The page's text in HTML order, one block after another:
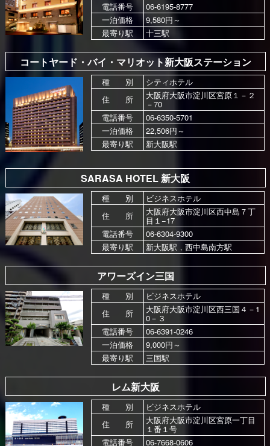
電話番号
06-6195-8777
一泊価格
9,580円～
最寄り駅
十三駅
コートヤード・バイ・マリオット新大阪ステーション
種 別
シティホテル
住 所
大阪府大阪市淀川区宮原１－２
－70
電話番号
06-6350-5701
一泊価格
22,506円～
最寄り駅
新大阪駅
SARASA HOTEL 新大阪
種 別
ビジネスホテル
住 所
大阪府大阪市淀川区西中島７丁
目１−17
電話番号
06-6304-9300
最寄り駅
新大阪駅，西中島南方駅
アワーズイン三国
種 別
ビジネスホテル
住 所
大阪府大阪市淀川区西三国４－1
0－３
電話番号
06-6391-0246
一泊価格
9,000円～
最寄り駅
三国駅
レム新大阪
種 別
ビジネスホテル
住 所
大阪府大阪市淀川区宮原一丁目
１番１号
電話番号
06-7668-0606